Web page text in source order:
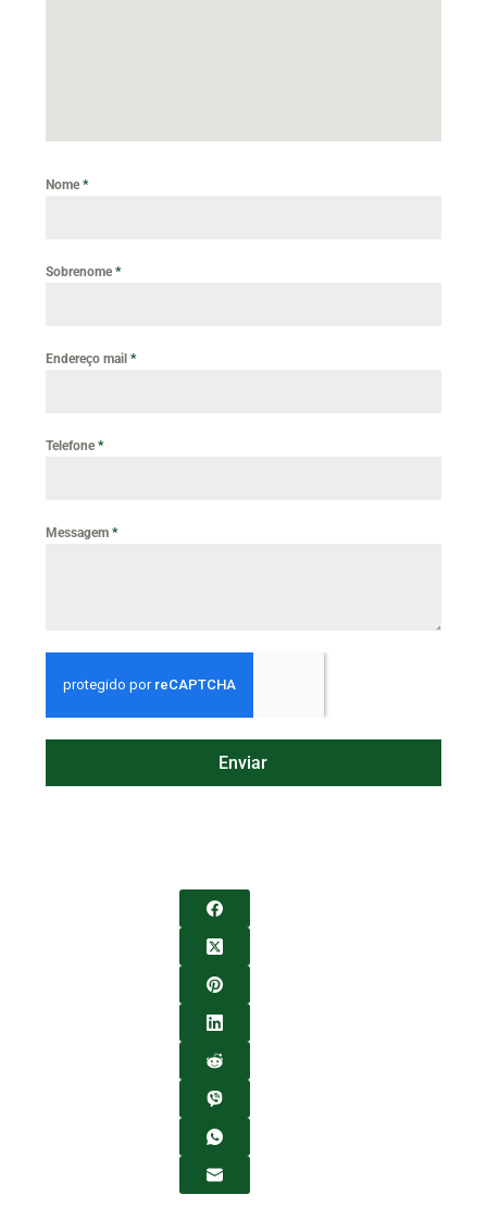
Nome*
Sobrenome*
Endereço mail *
Telefone*
Messagem *
Enviar